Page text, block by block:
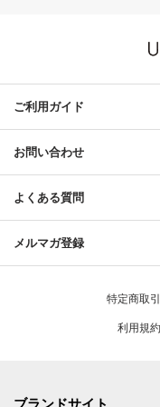
ご利用ガイド
お問い合わせ
よくある質問
メルマガ登録
特定商取
利用規約
ブランドサイト